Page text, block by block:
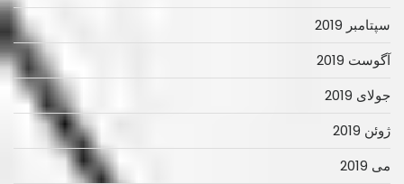
سپتامبر 2019
آگوست 2019
جولای 2019
ژوئن 2019
می 2019